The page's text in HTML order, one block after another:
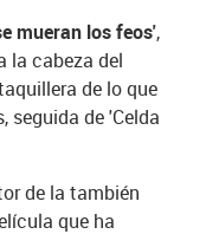
mueran los feos',
la cabeza del
de lo que
seguida de 'Celda
de la también
que ha